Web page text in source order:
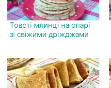
Товсті млинці на опарі
зі свіжими дріжджами